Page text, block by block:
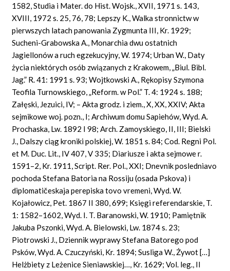
1582, Studia i Mater. do Hist. Wojsk., XVII, 1971 s. 143,
XVIII, 1972 s. 25, 76, 78; Lepszy K., Walka stronnictw w
pierwszych latach panowania Zygmunta III, Kr. 1929;
Sucheni-Grabowska A., Monarchia dwu ostatnich
Jagiellonów a ruch egzekucyjny, W. 1974; Urban W., Daty
życia niektórych osób związanych z Krakowem, „Biul. Bibl.
Jag.” R. 41: 1991 s. 93; Wojtkowski A., Rękopisy Szymona
Teofila Turnowskiego, „Reform. w Pol.” T. 4: 1924 s. 188;
Załęski, Jezuici, IV; – Akta grodz. i ziem., X, XX, XXIV; Akta
sejmikowe woj. pozn., I; Archiwum domu Sapiehów, Wyd. A.
Prochaska, Lw. 1892 I 98; Arch. Zamoyskiego, II, III; Bielski
J., Dalszy ciąg kroniki polskiej, W. 1851 s. 84; Cod. Regni Pol.
et M. Duc. Lit., IV 407, V 335; Diariusze i akta sejmowe r.
1591–2, Kr. 1911, Script. Rer. Pol., XXI; Dnevnik posledniavo
pochoda Stefana Batoria na Rossiju (osada Pskova) i
diplomatičeskaja perepiska tovo vremeni, Wyd. W.
Kojałowicz, Pet. 1867 II 380, 699; Księgi referendarskie, T.
1: 1582–1602, Wyd. I. T. Baranowski, W. 1910; Pamiętnik
Jakuba Pszonki, Wyd. A. Bielowski, Lw. 1874 s. 23;
Piotrowski J., Dziennik wyprawy Stefana Batorego pod
Psków, Wyd. A. Czuczyński, Kr. 1894; Susliga W., Żywot […]
Helżbiety z Leżenice Sieniawskiej…, Kr. 1629; Vol. leg., II